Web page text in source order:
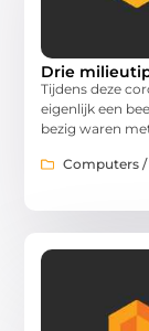
Drie
Tijdens deze
eigenlijk een
bezig waren
Computers